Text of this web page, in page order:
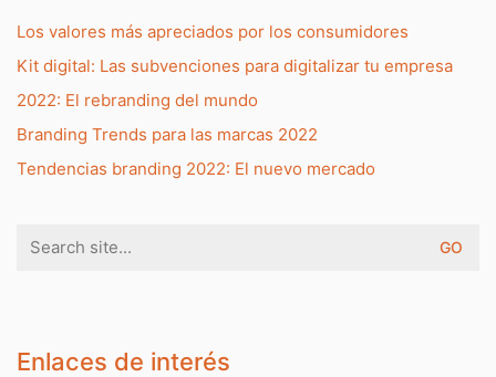
Los valores más apreciados por los consumidores
Kit digital: Las subvenciones para digitalizar tu empresa
2022: El rebranding del mundo
Branding Trends para las marcas 2022
Tendencias branding 2022: El nuevo mercado
for:
Enlaces de interés